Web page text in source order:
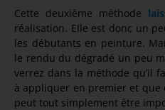
Cette deuxième méthode
réalisation. Elle est donc un
les débutants en peinture.
le rendu du dégradé un peu
verrez dans la méthode qu’il
à appliquer en premier et que
peut tout simplement être